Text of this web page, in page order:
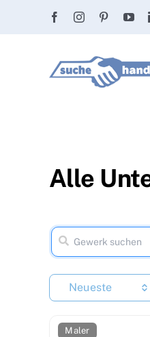
Alle
Neueste
Maler